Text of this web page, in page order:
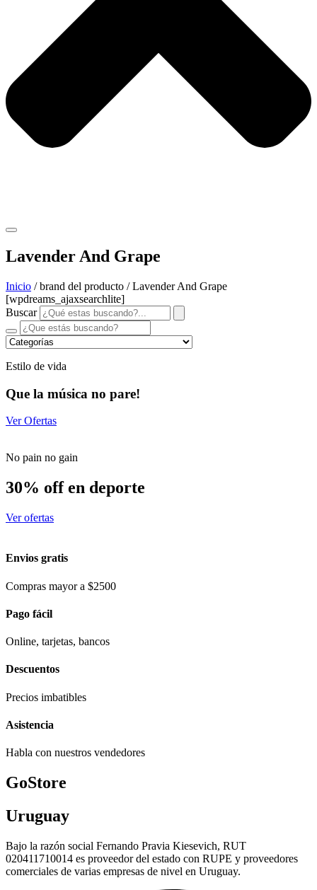
Lavender And Grape
Inicio / brand del producto / Lavender And Grape
[wpdreams_ajaxsearchlite]
Buscar
Estilo de vida
Que la música no pare!
Ver Ofertas
No pain no gain
30% off en deporte
Ver ofertas
Envios gratis
Compras mayor a $2500
Pago fácil
Online, tarjetas, bancos
Descuentos
Precios imbatibles
Asistencia
Habla con nuestros vendedores
GoStore
Uruguay
Bajo la razón social Fernando Pravia Kiesevich, RUT
020411710014 es proveedor del estado con RUPE y proveedores
comerciales de varias empresas de nivel en Uruguay.